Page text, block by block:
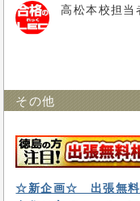
高松本校担当
その他
☆新企画☆ 出張無料